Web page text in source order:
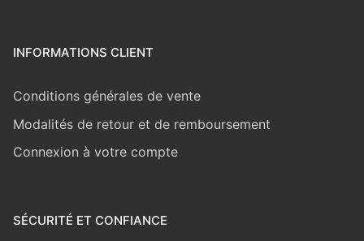
INFORMATIONS CLIENT
Conditions générales de vente
Modalités de retour et de remboursement
Connexion à votre compte
SÉCURITÉ ET CONFIANCE